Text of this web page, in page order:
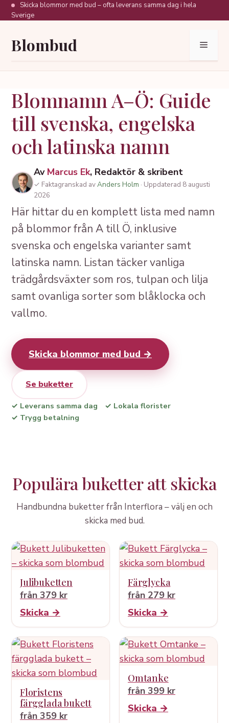
Hoppa
till
Skicka blommor med bud – ofta leverans samma dag i hela
Sverige
Blombud Meny
Blomnamn A–Ö: Guide
till svenska, engelska
och latinska namn
Av Marcus Ek, Redaktör & skribent
✓ Faktagranskad avAnders Holm · Uppdaterad 8 augusti
2026
Här hittar du en komplett lista med namn
på blommor från A till Ö, inklusive
svenska och engelska varianter samt
latinska namn. Listan täcker vanliga
trädgårdsväxter som ros, tulpan och lilja
samt ovanliga sorter som blåklocka och
vallmo.
Skicka blommor med bud →
Se buketter
✓ Leverans samma dag
✓ Lokala florister
✓ Trygg betalning
Populära buketter att skicka
Handbundna buketter från Interflora – välj en och
skicka med bud.
Julibuketten
från 379 kr
Skicka →
Färglycka
från 279 kr
Skicka →
Floristens
färgglada bukett
från 359 kr
Omtanke
från 399 kr
Skicka →